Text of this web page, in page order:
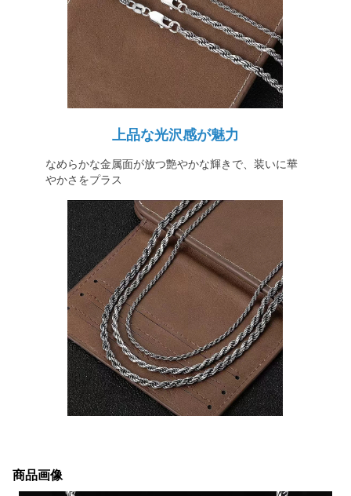
上品な光沢感が魅力
なめらかな金属面が放つ艶やかな輝きで、装いに華
やかさをプラス
商品画像